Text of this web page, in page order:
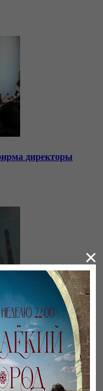
директоры
талап етті
×